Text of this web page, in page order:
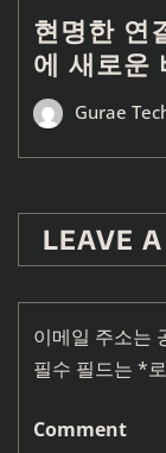
현명한 연
에 새로운
Gurae
LEAVE
이메일 주소는
필수 필드는 *
Comment